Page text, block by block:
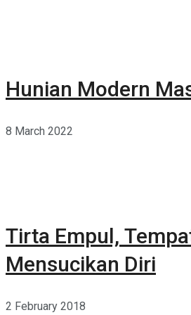
Hunian Modern
8 March 2022
Tirta Empul,
Mensucikan Diri
2 February 2018